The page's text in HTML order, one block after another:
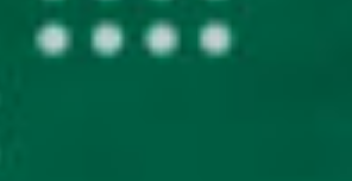
ENTRETENIMENTOS